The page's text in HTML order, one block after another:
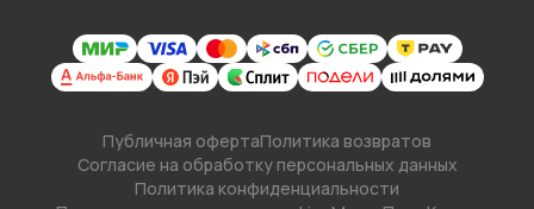
Публичная офертаПолитика возвратов
Согласие на обработку персональных данных
Политика конфиденциальности